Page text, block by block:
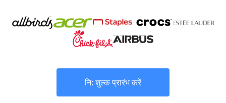
नि: शुल्क प्रारंभ करें